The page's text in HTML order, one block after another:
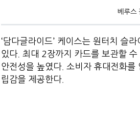
베루스
‘담다글라이드’ 케이스는 원터치 슬
있다. 최대 2장까지 카드를 보관할
안전성을 높였다. 소비자 휴대전화
립감을 제공한다.